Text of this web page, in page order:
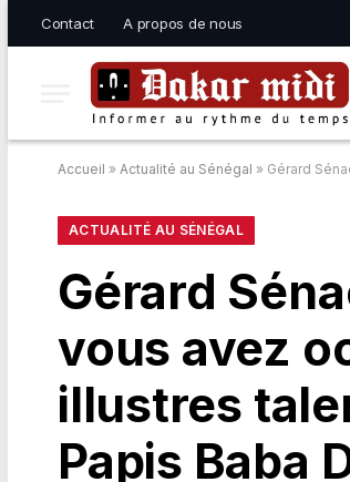
Contact A propos de nous
Accueil » Actualité au Sénégal » Gérard Sénac, par
ACTUALITÉ AU SÉNÉGAL
Gérard
vous avez
illustres
Papis Baba